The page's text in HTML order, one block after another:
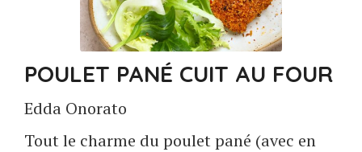
POULET PANÉ CUIT AU FOUR
Edda Onorato
Tout le charme du poulet pané (avec en